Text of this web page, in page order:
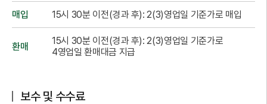
매입 15시 30분 이전(경과 후): 2(3)영업일 기준가로 매입
환매
15시 30분 이전(경과 후): 2(3)영업일 기준가로
4영업일 환매대금 지급
보수 및 수수료